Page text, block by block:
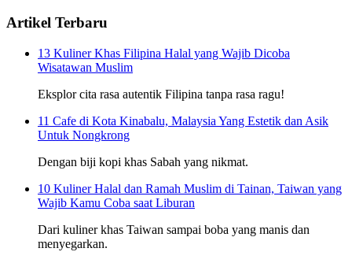
Artikel Terbaru
13 Kuliner Khas Filipina Halal yang Wajib Dicoba
Wisatawan Muslim
Eksplor cita rasa autentik Filipina tanpa rasa ragu!
11 Cafe di Kota Kinabalu, Malaysia Yang Estetik dan Asik
Untuk Nongkrong
Dengan biji kopi khas Sabah yang nikmat.
10 Kuliner Halal dan Ramah Muslim di Tainan, Taiwan yang
Wajib Kamu Coba saat Liburan
Dari kuliner khas Taiwan sampai boba yang manis dan
menyegarkan.